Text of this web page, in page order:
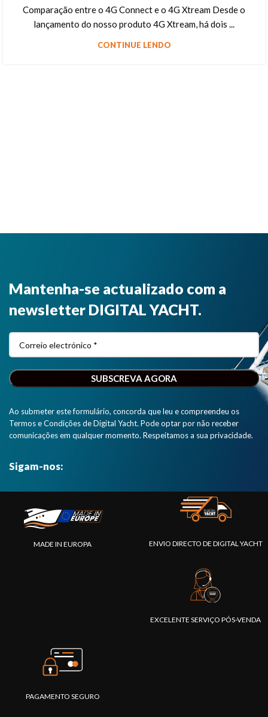
Comparação entre o 4G Connect e o 4G Xtream Desde o
lançamento do nosso produto 4G Xtream, há dois ...
CONTINUE LENDO
Mantenha-se actualizado com a
newsletter DIGITAL YACHT.
Ao submeter este formulário, concorda que leu e compreendeu os
Termos e Condições de Digital Yacht. Pode optar por não receber
comunicações em qualquer momento. Respeitamos a sua privacidade.
Sigam-nos:
MADE IN EUROPA ENVIO DIRECTO DE DIGITAL YACHT
EXCELENTE SERVIÇO PÓS-VENDA
PAGAMENTO SEGURO